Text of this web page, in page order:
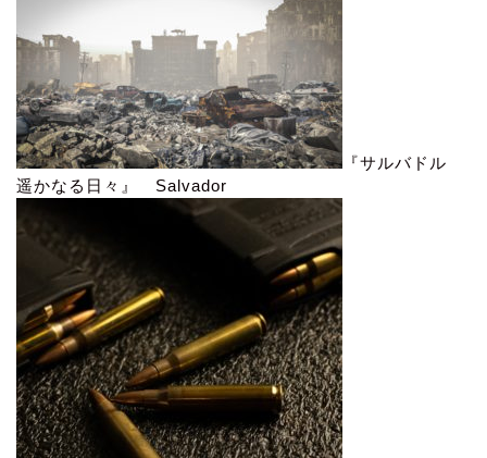
『サルバドル
遥かなる日々』 Salvador